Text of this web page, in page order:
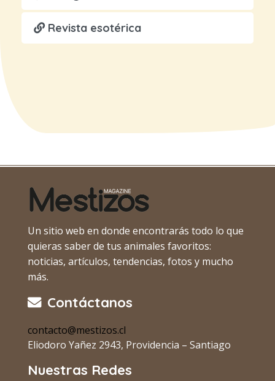
Revista esotérica
Un sitio web en donde encontrarás todo lo que
quieras saber de tus animales favoritos:
noticias, artículos, tendencias, fotos y mucho
más.
Contáctanos
contacto@mestizos.cl
Eliodoro Yañez 2943, Providencia – Santiago
Nuestras Redes